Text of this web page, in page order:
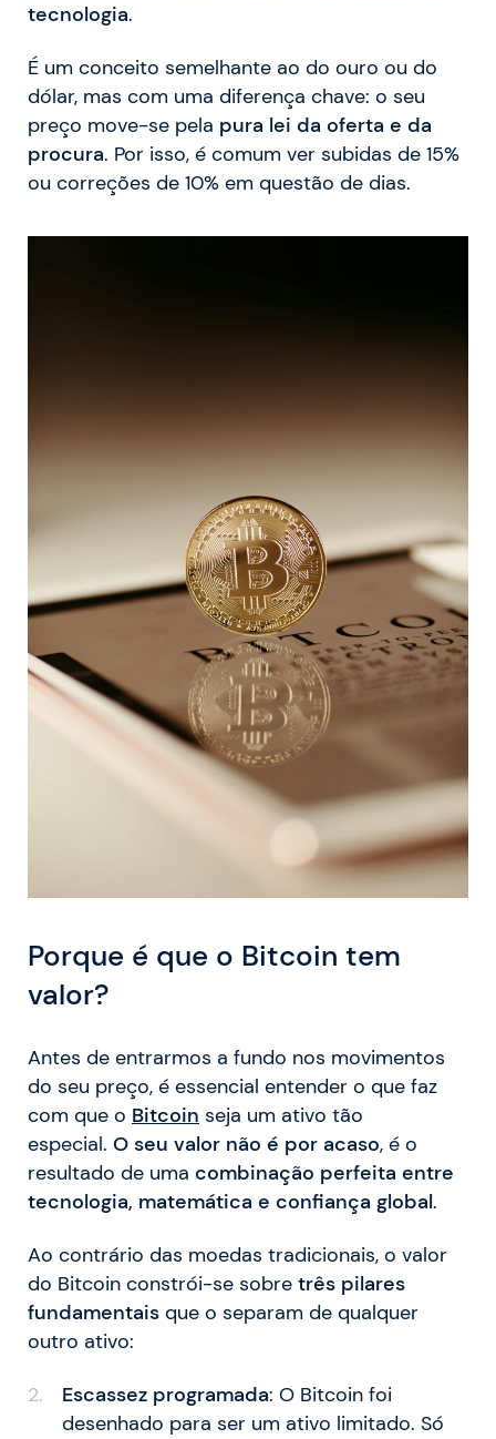
tecnologia.
É um conceito semelhante ao do ouro ou do
dólar, mas com uma diferença chave: o seu
preço move-se pela pura lei da oferta e da
procura. Por isso, é comum ver subidas de 15%
ou correções de 10% em questão de dias.
Porque é que o Bitcoin tem
valor?
Antes de entrarmos a fundo nos movimentos
do seu preço, é essencial entender o que faz
com que o Bitcoin seja um ativo tão
especial. O seu valor não é por acaso, é o
resultado de uma combinação perfeita entre
tecnologia, matemática e confiança global.
Ao contrário das moedas tradicionais, o valor
do Bitcoin constrói-se sobre três pilares
fundamentais que o separam de qualquer
outro ativo:
Escassez programada: O Bitcoin foi
desenhado para ser um ativo limitado. Só